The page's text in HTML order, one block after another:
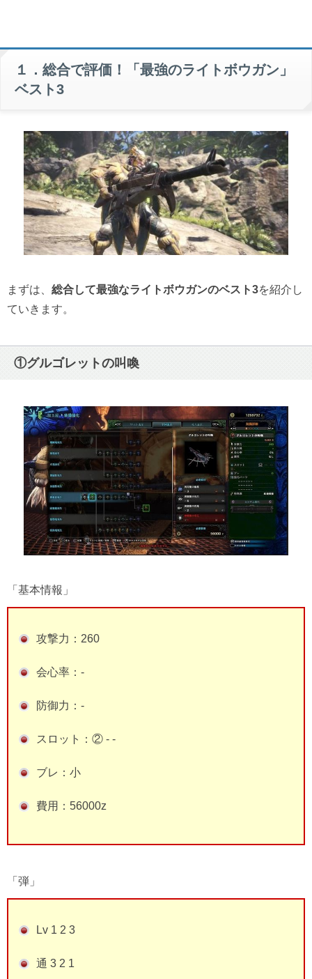
②業【カルマ】
③レウスバスターⅡ
①【通常弾】の最強ライトボウガン
②【貫通弾】の最強ライトボウガン
③【斬裂弾】の最強ライトボウガン
④【散弾】の最強ライトボウガン
⑤【火炎弾】の最強ライトボウガン
⑦【電撃弾】の最強ライトボウガン
⑨【滅龍弾】の最強ライトボウガン
１．総合で評価！「最強のライトボウガン」
ベスト3
まずは、 総合して最強なライトボウガンのベスト3を紹介し
ていきます。
①グルゴレットの叫喚
「基本情報」
攻撃力：260
会心率：-
防御力：-
スロット：② - -
ブレ：小
費用：56000z
「弾」
Lv 1 2 3
通 3 2 1